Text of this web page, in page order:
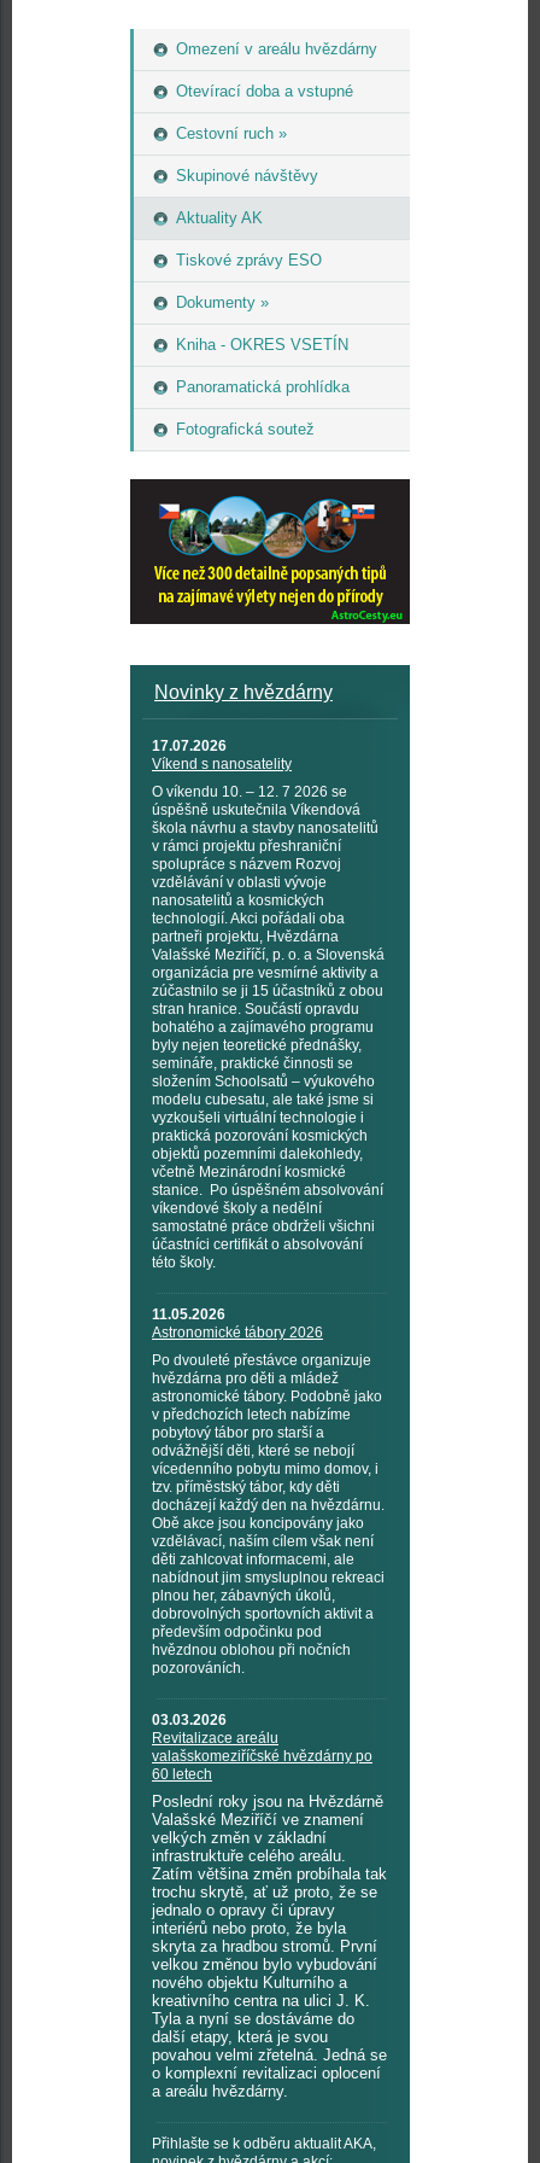
Omezení v areálu hvězdárny
Otevírací doba a vstupné
Cestovní ruch »
Skupinové návštěvy
Aktuality AK
Tiskové zprávy ESO
Dokumenty »
Kniha - OKRES VSETÍN
Panoramatická prohlídka
Fotografická soutež
Novinky z hvězdárny
17.07.2026
Víkend s nanosatelity
O víkendu 10. – 12. 7 2026 se
úspěšně uskutečnila Víkendová
škola návrhu a stavby nanosatelitů
v rámci projektu přeshraniční
spolupráce s názvem Rozvoj
vzdělávání v oblasti vývoje
nanosatelitů a kosmických
technologií. Akci pořádali oba
partneři projektu, Hvězdárna
Valašské Meziříčí, p. o. a Slovenská
organizácia pre vesmírné aktivity a
zúčastnilo se ji 15 účastníků z obou
stran hranice. Součástí opravdu
bohatého a zajímavého programu
byly nejen teoretické přednášky,
semináře, praktické činnosti se
složením Schoolsatů – výukového
modelu cubesatu, ale také jsme si
vyzkoušeli virtuální technologie i
praktická pozorování kosmických
objektů pozemními dalekohledy,
včetně Mezinárodní kosmické
stanice. Po úspěšném absolvování
víkendové školy a nedělní
samostatné práce obdrželi všichni
účastníci certifikát o absolvování
této školy.
11.05.2026
Astronomické tábory 2026
Po dvouleté přestávce organizuje
hvězdárna pro děti a mládež
astronomické tábory. Podobně jako
v předchozích letech nabízíme
pobytový tábor pro starší a
odvážnější děti, které se nebojí
vícedenního pobytu mimo domov, i
tzv. příměstský tábor, kdy děti
docházejí každý den na hvězdárnu.
Obě akce jsou koncipovány jako
vzdělávací, naším cílem však není
děti zahlcovat informacemi, ale
nabídnout jim smysluplnou rekreaci
plnou her, zábavných úkolů,
dobrovolných sportovních aktivit a
především odpočinku pod
hvězdnou oblohou při nočních
pozorováních.
03.03.2026
Revitalizace areálu
valašskomeziříčské hvězdárny po
60 letech
Poslední roky jsou na Hvězdárně
Valašské Meziříčí ve znamení
velkých změn v základní
infrastruktuře celého areálu.
Zatím většina změn probíhala tak
trochu skrytě, ať už proto, že se
jednalo o opravy či úpravy
interiérů nebo proto, že byla
skryta za hradbou stromů. První
velkou změnou bylo vybudování
nového objektu Kulturního a
kreativního centra na ulici J. K.
Tyla a nyní se dostáváme do
další etapy, která je svou
povahou velmi zřetelná. Jedná se
o komplexní revitalizaci oplocení
a areálu hvězdárny.
Přihlašte se k odběru aktualit AKA,